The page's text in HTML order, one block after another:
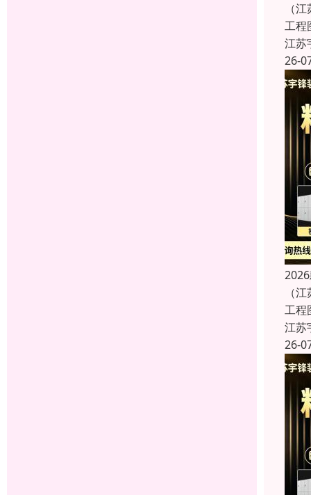
（
工程
江苏
26-
（
工程
江苏
26-